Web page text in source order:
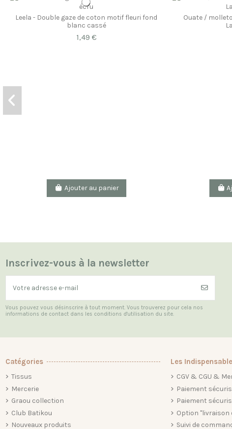
Leela - Double gaze de coton motif fleuri fond
blanc cassé
1,49 €
Ajouter au panier
Ouate /
Inscrivez-vous à la newsletter
Vous pouvez vous désinscrire à tout moment. Vous trouverez pour cela nos
informations de contact dans les conditions d'utilisation du site.
Catégories
Tissus
Mercerie
Graou collection
Club Batikou
Nouveaux produits
Les
CGV & CGU &
Paiement
Paiement
Option "livraison
Suivi de